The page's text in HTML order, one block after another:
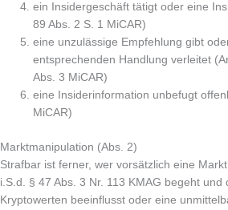
ein Insidergeschäft tätigt oder eine
89 Abs. 2 S. 1 MiCAR)
eine unzulässige Empfehlung gibt
entsprechenden Handlung verleitet
Abs. 3 MiCAR)
eine Insiderinformation unbefugt
MiCAR)
Marktmanipulation (Abs. 2)
Strafbar ist ferner, wer vorsätzlich eine
i.S.d. § 47 Abs. 3 Nr. 113 KMAG begeht und
Kryptowerten beeinflusst oder eine